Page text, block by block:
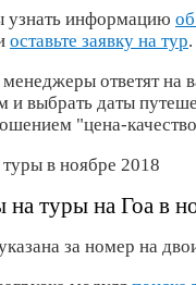
узнать информацию
оставьте заявку на тур.
ответят на
и выбрать даты
"цена-
на туры на Гоа в
за номер на